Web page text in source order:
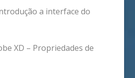
a interface do
XD – Propriedades de